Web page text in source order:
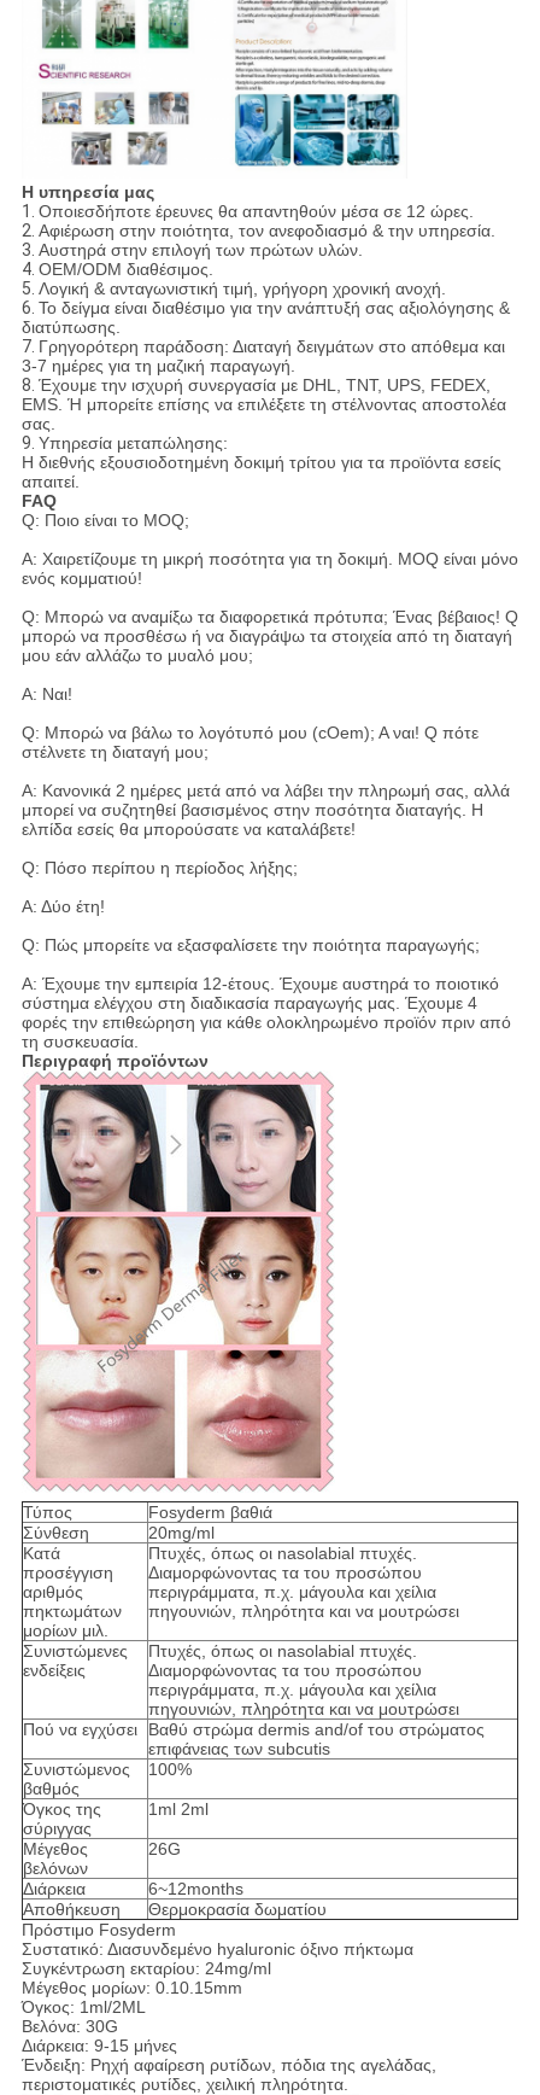
Η υπηρεσία μας
1. Οποιεσδήποτε έρευνες θα απαντηθούν μέσα σε 12 ώρες.
2. Αφιέρωση στην ποιότητα, τον ανεφοδιασμό & την υπηρεσία.
3. Αυστηρά στην επιλογή των πρώτων υλών.
4. OEM/ODM διαθέσιμος.
5. Λογική & ανταγωνιστική τιμή, γρήγορη χρονική ανοχή.
6. Το δείγμα είναι διαθέσιμο για την ανάπτυξή σας αξιολόγησης &
διατύπωσης.
7. Γρηγορότερη παράδοση: Διαταγή δειγμάτων στο απόθεμα και
3-7 ημέρες για τη μαζική παραγωγή.
8. Έχουμε την ισχυρή συνεργασία με DHL, TNT, UPS, FEDEX,
EMS. Ή μπορείτε επίσης να επιλέξετε τη στέλνοντας αποστολέα
σας.
9. Υπηρεσία μεταπώλησης:
Η διεθνής εξουσιοδοτημένη δοκιμή τρίτου για τα προϊόντα εσείς
απαιτεί.
FAQ
Q: Ποιο είναι το MOQ;
Α: Χαιρετίζουμε τη μικρή ποσότητα για τη δοκιμή. MOQ είναι μόνο
ενός κομματιού!
Q: Μπορώ να αναμίξω τα διαφορετικά πρότυπα; Ένας βέβαιος! Q
μπορώ να προσθέσω ή να διαγράψω τα στοιχεία από τη διαταγή
μου εάν αλλάζω το μυαλό μου;
Α: Ναι!
Q: Μπορώ να βάλω το λογότυπό μου (cOem); Α ναι! Q πότε
στέλνετε τη διαταγή μου;
Α: Κανονικά 2 ημέρες μετά από να λάβει την πληρωμή σας, αλλά
μπορεί να συζητηθεί βασισμένος στην ποσότητα διαταγής. Η
ελπίδα εσείς θα μπορούσατε να καταλάβετε!
Q: Πόσο περίπου η περίοδος λήξης;
Α: Δύο έτη!
Q: Πώς μπορείτε να εξασφαλίσετε την ποιότητα παραγωγής;
Α: Έχουμε την εμπειρία 12-έτους. Έχουμε αυστηρά το ποιοτικό
σύστημα ελέγχου στη διαδικασία παραγωγής μας. Έχουμε 4
φορές την επιθεώρηση για κάθε ολοκληρωμένο προϊόν πριν από
τη συσκευασία.
Περιγραφή προϊόντων
Τύπος
Fosyderm βαθιά
Σύνθεση
20mg/ml
Κατά
προσέγγιση
αριθμός
πηκτωμάτων
μορίων μιλ.
Πτυχές, όπως οι nasolabial πτυχές.
Διαμορφώνοντας τα του προσώπου
περιγράμματα, π.χ. μάγουλα και χείλια
πηγουνιών, πληρότητα και να μουτρώσει
Συνιστώμενες
ενδείξεις
Πτυχές, όπως οι nasolabial πτυχές.
Διαμορφώνοντας τα του προσώπου
περιγράμματα, π.χ. μάγουλα και χείλια
πηγουνιών, πληρότητα και να μουτρώσει
Πού να εγχύσει
Βαθύ στρώμα dermis and/of του στρώματος
επιφάνειας των subcutis
Συνιστώμενος
βαθμός
100%
Όγκος της
σύριγγας
1ml 2ml
Μέγεθος
βελόνων
26G
Διάρκεια
6~12months
Αποθήκευση
Θερμοκρασία δωματίου
Πρόστιμο Fosyderm
Συστατικό: Διασυνδεμένο hyaluronic όξινο πήκτωμα
Συγκέντρωση εκταρίου: 24mg/ml
Μέγεθος μορίων: 0.10.15mm
Όγκος: 1ml/2ML
Βελόνα: 30G
Διάρκεια: 9-15 μήνες
Ένδειξη: Ρηχή αφαίρεση ρυτίδων, πόδια της αγελάδας,
περιστοματικές ρυτίδες, χειλική πληρότητα.